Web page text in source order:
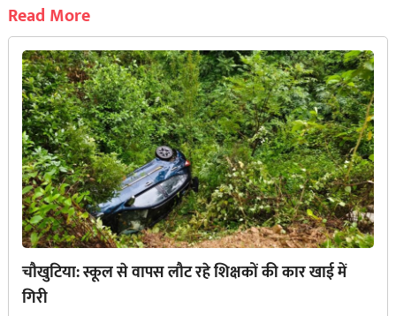
Read More
चौखुटिया: स्कूल से वापस लौट रहे शिक्षकों की कार खाई में
गिरी